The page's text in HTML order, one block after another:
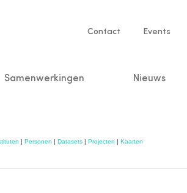
Service
Contact Events
Samenwerkingen Nieuws
| Personen | Datasets| Projecten | Kaarten